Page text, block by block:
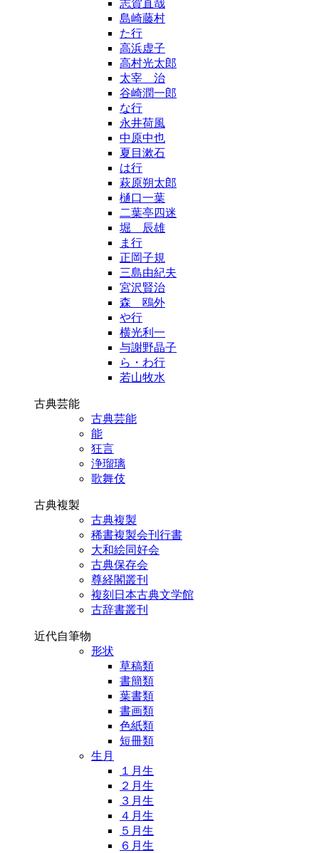
志賀直哉
島崎藤村
た行
高浜虚子
高村光太郎
太宰 治
谷崎潤一郎
な行
永井荷風
中原中也
夏目漱石
は行
萩原朔太郎
樋口一葉
二葉亭四迷
堀 辰雄
ま行
正岡子規
三島由紀夫
宮沢賢治
森 鴎外
や行
横光利一
与謝野晶子
ら・わ行
若山牧水
古典芸能
古典芸能
能
狂言
浄瑠璃
歌舞伎
古典複製
古典複製
稀書複製会刊行書
大和絵同好会
古典保存会
尊経閣叢刊
複刻日本古典文学館
古辞書叢刊
近代自筆物
形状
草稿類
書簡類
葉書類
書画類
色紙類
短冊類
生月
１月生
２月生
３月生
４月生
５月生
６月生